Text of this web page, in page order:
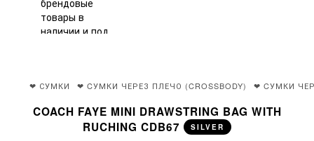
❤ СУМКИ ❤ CУМКИ ЧЕРЕЗ ПЛЕЧО (CROSSBODY) ❤ CУМКИ
COACH FAYE MINI DRAWSTRING BAG WITH
RUCHING CDB67
SILVER